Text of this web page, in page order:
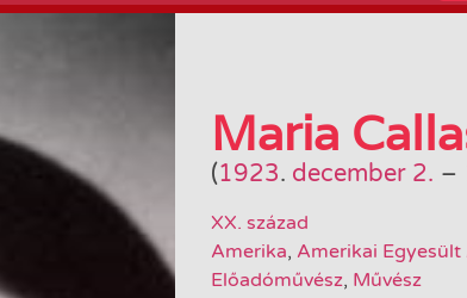
Maria
(1923. december 2. –
XX. század
Amerika, Amerikai Egyesült
Előadóművész, Művész